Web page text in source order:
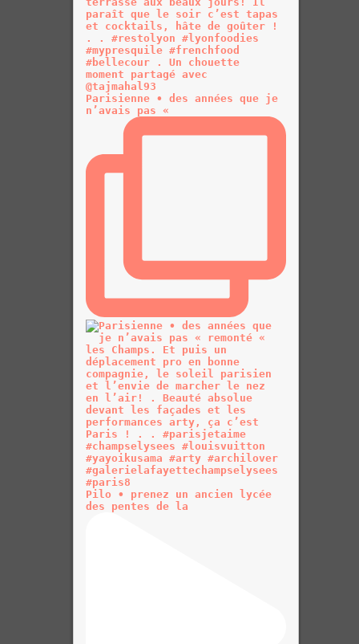
Parisienne • des années que je
n’avais pas «
Pilo • prenez un ancien lycée
des pentes de la